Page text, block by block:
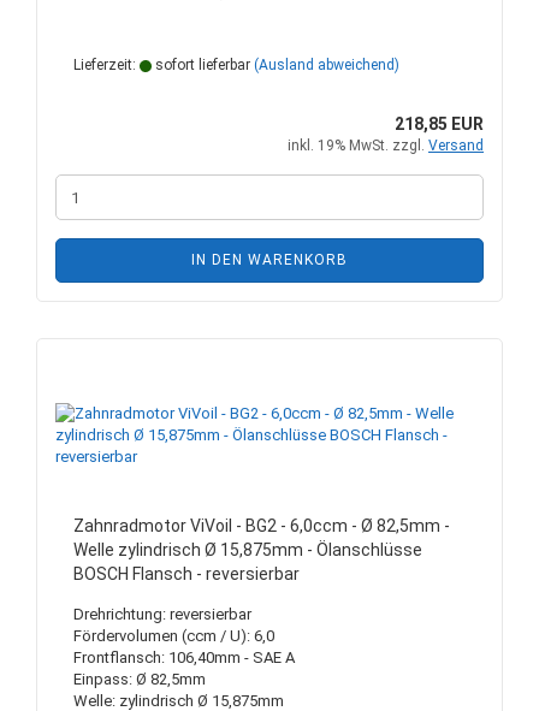
Lieferzeit: sofort lieferbar (Ausland abweichend)
218,85 EUR
inkl. 19% MwSt. zzgl. Versand
IN DEN WARENKORB
Zahnradmotor ViVoil - BG2 - 6,0ccm - Ø 82,5mm -
Welle zylindrisch Ø 15,875mm - Ölanschlüsse
BOSCH Flansch - reversierbar
Drehrichtung: reversierbar
Fördervolumen (ccm / U): 6,0
Frontflansch: 106,40mm - SAE A
Einpass: Ø 82,5mm
Welle: zylindrisch Ø 15,875mm